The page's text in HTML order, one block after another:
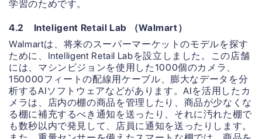
学習のためです。
4.2 Inteligent Retail Lab （Walmart）
Walmartは、将来のスーパーマーケットのモデルを探す
ために、Intelligent Retail Labを設立しました。この店舗
には、マシンビジョンを使用した1000個のカメラ、
150000フィートの配線用ケーブル、膨大なデータを分
析するAIソフトウェアなどがあります。AIを活用したカ
メラは、店内の棚の商品を管理したり、商品が少なくな
る棚に補充するべき通知を送ったり、それに汚れた棚で
も数秒以内で発見して、店員に通知を送ったりします。